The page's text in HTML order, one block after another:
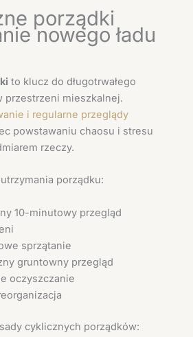
porządki
nowego ładu
to klucz do długotrwałego
przestrzeni mieszkalnej.
i regularne przeglądy
powstawaniu chaosu i stresu
rzeczy.
porządku:
10-minutowy przegląd
sprzątanie
gruntowny przegląd
oczyszczanie
cyklicznych porządków: